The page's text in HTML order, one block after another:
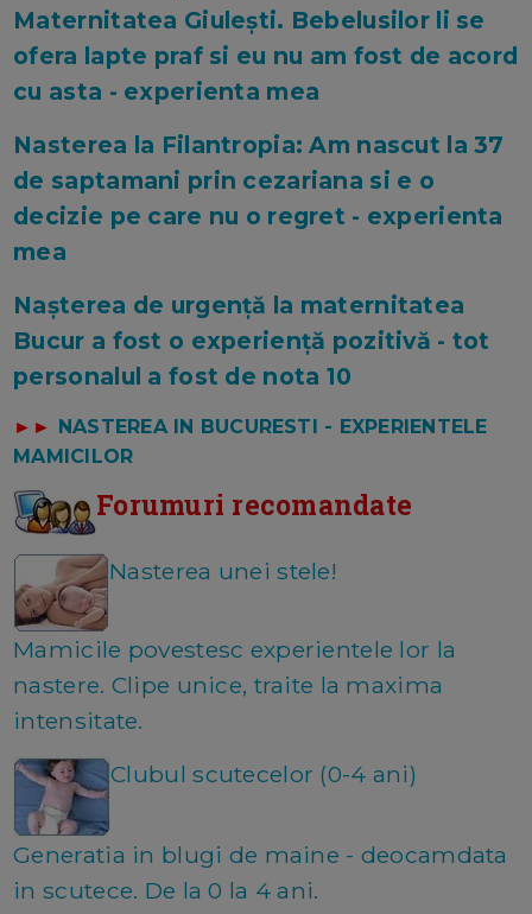
Maternitatea Giulești. Bebelusilor li se
ofera lapte praf si eu nu am fost de acord
cu asta - experienta mea
Nasterea la Filantropia: Am nascut la 37
de saptamani prin cezariana si e o
decizie pe care nu o regret - experienta
mea
Nașterea de urgență la maternitatea
Bucur a fost o experiență pozitivă - tot
personalul a fost de nota 10
►► NASTEREA IN BUCURESTI - EXPERIENTELE
MAMICILOR
Forumuri recomandate
Nasterea unei stele!
Mamicile povestesc experientele lor la
nastere. Clipe unice, traite la maxima
intensitate.
Clubul scutecelor (0-4 ani)
Generatia in blugi de maine - deocamdata
in scutece. De la 0 la 4 ani.